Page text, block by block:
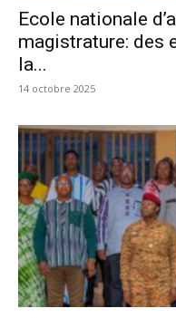
Ecole nationale
magistrature: des
la...
14 octobre 2025